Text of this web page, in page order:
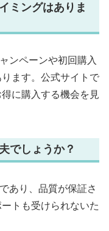
ミングはありま
ンペーンや初回購入
ます。公式サイトで
に購入する機会を見
でしょうか？
あり、品質が保証さ
トも受けられないた